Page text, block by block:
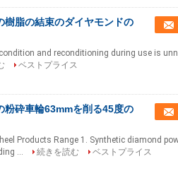
樹脂の結束のダイヤモンドの
and reconditioning during use is
ベストプライス
粉砕車輪63mmを削る45度の
Products Range 1. Synthetic diamond
...
続きを読む
ベストプライス